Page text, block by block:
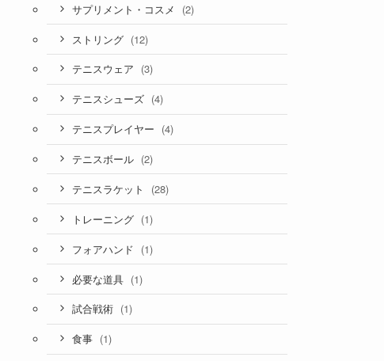
サプリメント・コスメ (2)
ストリング (12)
テニスウェア (3)
テニスシューズ (4)
テニスプレイヤー (4)
テニスボール (2)
テニスラケット (28)
トレーニング (1)
フォアハンド (1)
必要な道具 (1)
試合戦術 (1)
食事 (1)